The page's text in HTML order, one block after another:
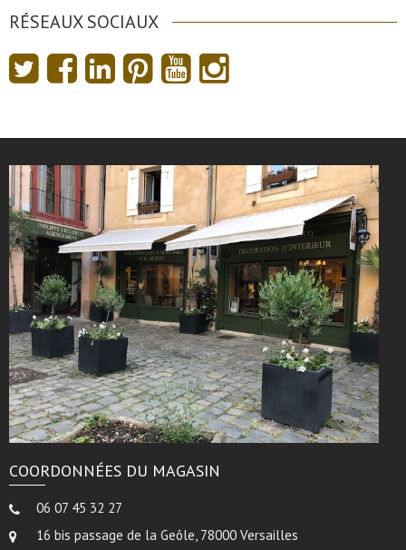
RÉSEAUX SOCIAUX
COORDONNÉES DU MAGASIN
06 07 45 32 27
16 bis passage de la Geôle, 78000 Versailles